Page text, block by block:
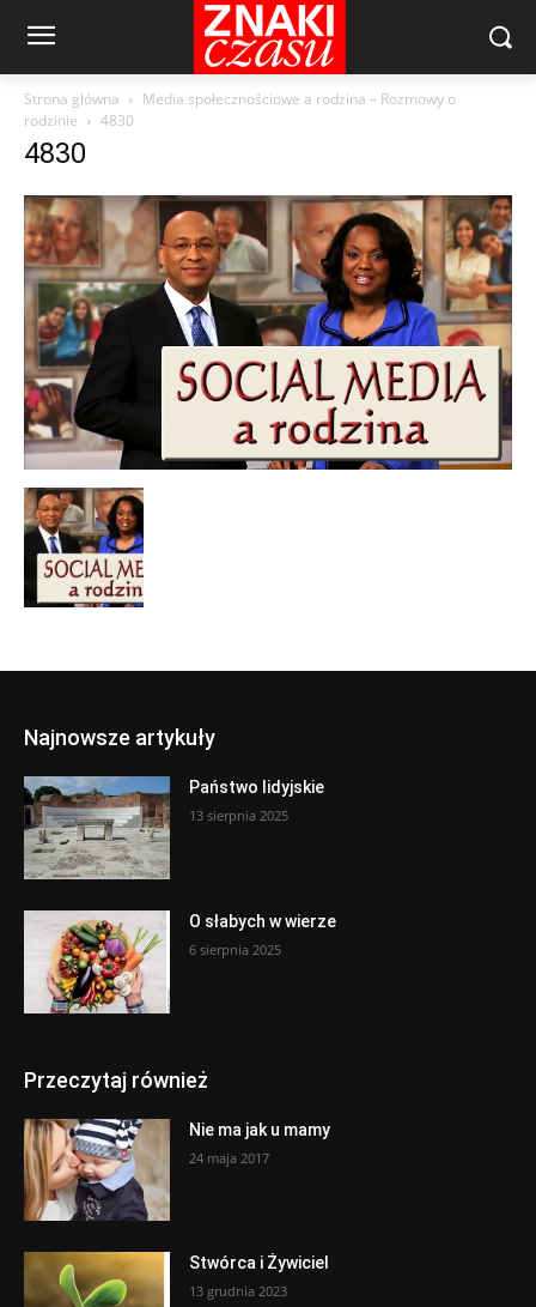
Strona główna
Media społecznościowe a rodzina – Rozmowy o
rodzinie
4830
4830
Najnowsze artykuły
Państwo lidyjskie
13 sierpnia 2025
O słabych w wierze
6 sierpnia 2025
Przeczytaj również
Nie ma jak u mamy
24 maja 2017
Stwórca i Żywiciel
13 grudnia 2023